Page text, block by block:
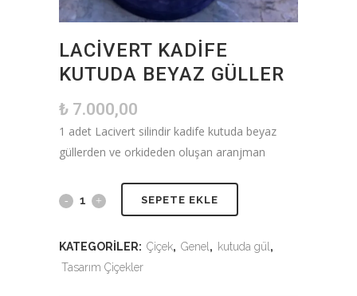
LACIVERT KADIFE
KUTUDA BEYAZ GÜLLER
₺ 7.000,00
1 adet Lacivert silindir kadife kutuda beyaz
güllerden ve orkideden oluşan aranjman
SEPETE EKLE
KATEGORILER: Çiçek, Genel, kutuda gül,
Tasarım Çiçekler